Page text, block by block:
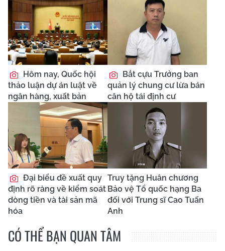
Hôm nay, Quốc hội
thảo luận dự án luật về
ngân hàng, xuất bản
Bắt cựu Trưởng ban
quản lý chung cư lừa bán
căn hộ tái định cư
Đại biểu đề xuất quy
định rõ ràng về kiểm soát
dòng tiền và tài sản mã
hóa
Truy tặng Huân chương
Bảo vệ Tổ quốc hạng Ba
đối với Trung sĩ Cao Tuấn
Anh
CÓ THỂ BẠN QUAN TÂM